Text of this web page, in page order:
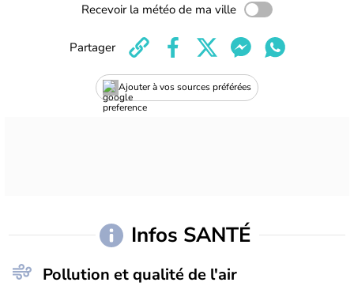
Recevoir la météo de ma ville
Ajouter à vos sources préférées
Partager
Infos SANTÉ
Pollution et qualité de l'air